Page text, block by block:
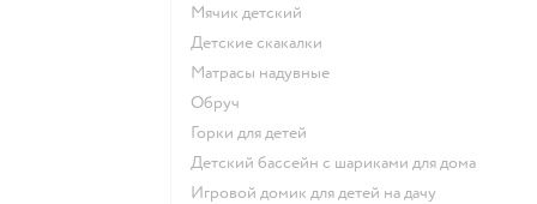
Мячик детский
Детские скакалки
Матрасы надувные
Обруч
Горки для детей
Детский бассейн с шариками для дома
Игровой домик для детей на дачу